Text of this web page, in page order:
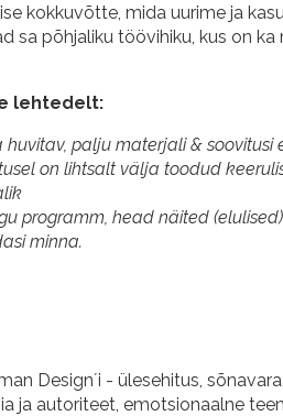
kokkuvõtte, mida uurime ja
sa põhjaliku töövihiku, kus on
lehtedelt:
huvitav, palju materjali & soovitusi
on lihtsalt välja toodud
programm, head näited
minna.
Design´i - ülesehitus,
ja autoriteet, emotsionaalne